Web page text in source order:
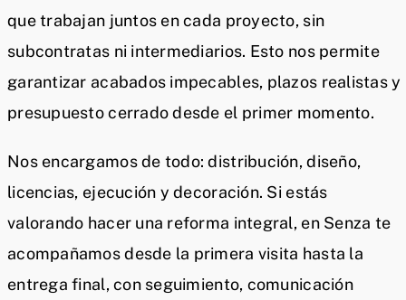
que trabajan juntos en cada proyecto, sin
subcontratas ni intermediarios. Esto nos permite
garantizar acabados impecables, plazos realistas y
presupuesto cerrado desde el primer momento.
Nos encargamos de todo: distribución, diseño,
licencias, ejecución y decoración. Si estás
valorando hacer una reforma integral, en Senza te
acompañamos desde la primera visita hasta la
entrega final, con seguimiento, comunicación